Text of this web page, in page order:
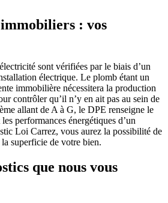
: vos
sont vérifiées par le biais d’un
électrique. Le plomb étant un
immobilière nécessitera la production
contrôler qu’il n’y en ait pas au sein de
allant de A à G, le DPE renseigne le
performances énergétiques d’un
Loi Carrez, vous aurez la possibilité de
superficie de votre bien.
que nous vous